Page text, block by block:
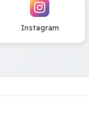
Instagram